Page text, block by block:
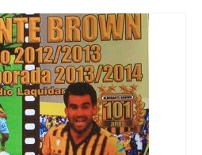
$18,000.00.$15,000.00.